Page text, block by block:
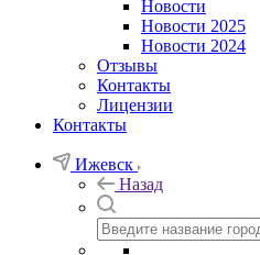
Новости
Новости 2025
Новости 2024
Отзывы
Контакты
Лицензии
Контакты
Ижевск
Назад